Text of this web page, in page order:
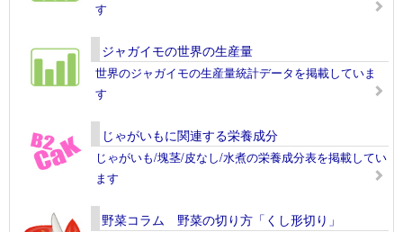
す
ジャガイモの世界の生産量
世界のジャガイモの生産量統計データを掲載していま
す
じゃがいもに関連する栄養成分
じゃがいも/塊茎/皮なし/水煮の栄養成分表を掲載してい
ます
野菜コラム 野菜の切り方「くし形切り」